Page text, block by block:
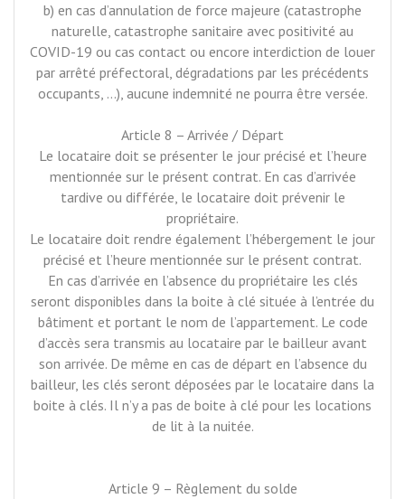
b) en cas d’annulation de force majeure (catastrophe
naturelle, catastrophe sanitaire avec positivité au
COVID-19 ou cas contact ou encore interdiction de louer
par arrêté préfectoral, dégradations par les précédents
occupants, …), aucune indemnité ne pourra être versée.
Article 8 – Arrivée / Départ
Le locataire doit se présenter le jour précisé et l’heure
mentionnée sur le présent contrat. En cas d’arrivée
tardive ou différée, le locataire doit prévenir le
propriétaire.
Le locataire doit rendre également l’hébergement le jour
précisé et l’heure mentionnée sur le présent contrat.
En cas d’arrivée en l’absence du propriétaire les clés
seront disponibles dans la boite à clé située à l’entrée du
bâtiment et portant le nom de l’appartement. Le code
d’accès sera transmis au locataire par le bailleur avant
son arrivée. De même en cas de départ en l’absence du
bailleur, les clés seront déposées par le locataire dans la
boite à clés. Il n’y a pas de boite à clé pour les locations
de lit à la nuitée.
Article 9 – Règlement du solde